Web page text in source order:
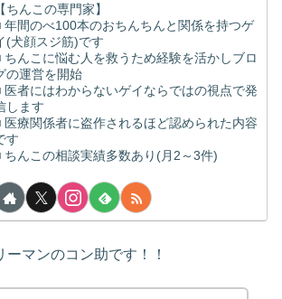
【ちんこの専門家】
年間のべ100本のおちんちんと関係を持つゲ
(犬顔スジ筋)です
ちんこに悩む人を救うため経験を活かしブロ
の運営を開始
医者にはわからないゲイならではの視点で発
します
医療関係者に盗作されるほど認められた内容
す
ちんこの相談実績多数あり(月2～3件)
ーマンのコン助です！！